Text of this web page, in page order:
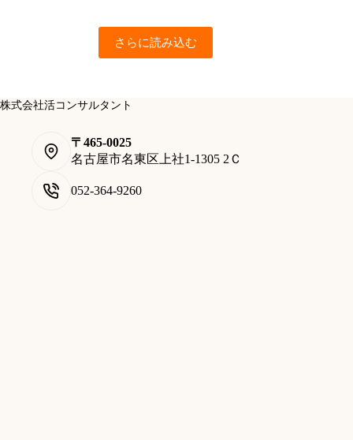
さらに読み込む
株式会社活コンサルタント
〒465-0025
名古屋市名東区上社1-1305 2Ｃ
052-364-9260